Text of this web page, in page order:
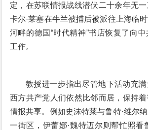
定，在苏联情报战线潜伏二十余年无
卡尔·莱塞在牛兰被捕后被派往上海临
河畔的德国“时代精神”书店恢复了向
工作。
教授进一步指出尽管地下活动充
西方共产党人们依然比邻而居，保持
情报共享。例如史沫特莱与鲁特·维尔
一街区，伊蕾娜·魏特迈尔则帮忙照看